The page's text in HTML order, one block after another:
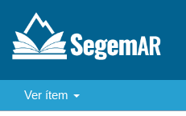
Ver ítem